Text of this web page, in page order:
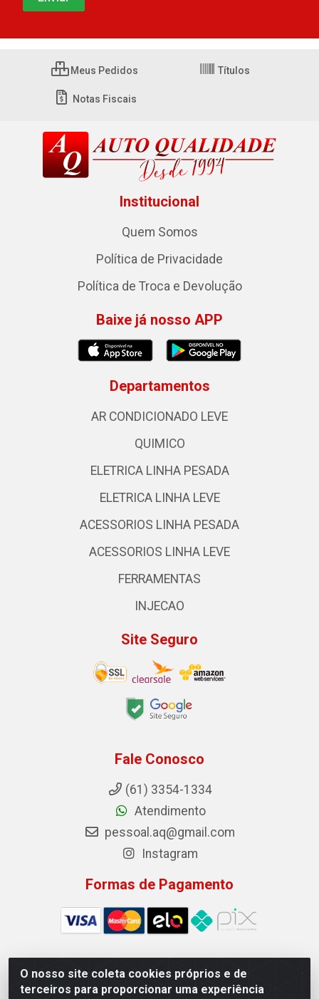
O nosso site coleta cookies próprios e de
terceiros para proporcionar uma experiência
Meus Pedidos Títulos
Notas Fiscais
Institucional
Quem Somos
Política de Privacidade
Política de Troca e Devolução
Baixe já nosso APP
Departamentos
AR CONDICIONADO LEVE
QUIMICO
ELETRICA LINHA PESADA
ELETRICA LINHA LEVE
ACESSORIOS LINHA PESADA
ACESSORIOS LINHA LEVE
FERRAMENTAS
INJECAO
Site Seguro
Fale Conosco
(61) 3354-1334
Atendimento
pessoal.aq@gmail.com
Instagram
Formas de Pagamento
Auto Qualidade Comercio de Pecas LTDA - Quadra Qi